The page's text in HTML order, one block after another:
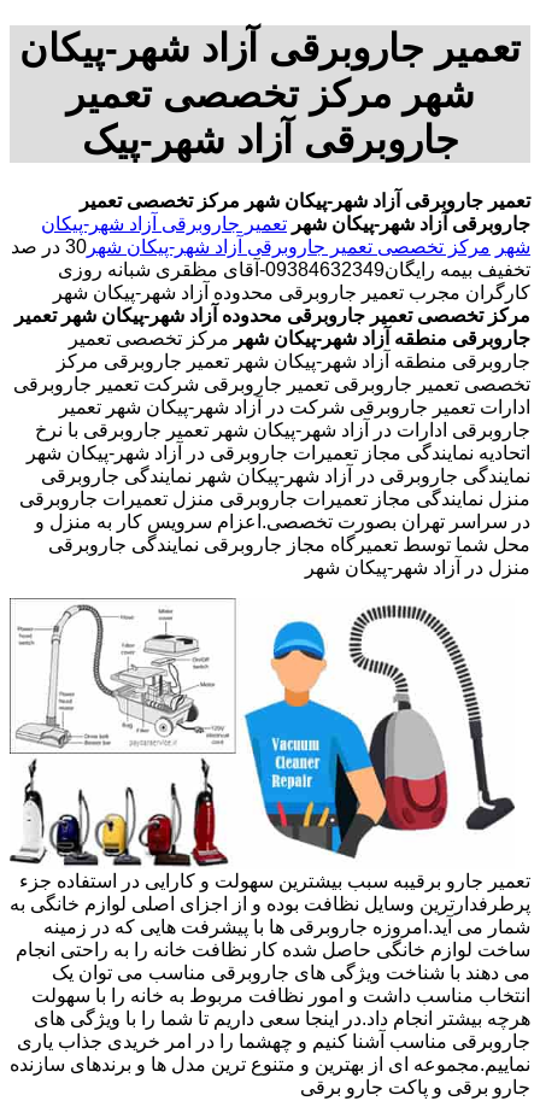
تعمیر جاروبرقی آزاد شهر-پیکان
شهر مرکز تخصصی تعمیر
جاروبرقی آزاد شهر-پیک
تعمیر جاروبرقی آزاد شهر-پیکان شهر مرکز تخصصی تعمیر
جاروبرقی آزاد شهر-پیکان شهر تعمیر جاروبرقی آزاد شهر-پیکان
شهر مرکز تخصصی تعمیر جاروبرقی آزاد شهر-پیکان شهر
30 در صد
تخفیف بیمه رایگان09384632349-آقای مظقری شبانه روزی
کارگران مجرب تعمیر جاروبرقی محدوده آزاد شهر-پیکان شهر
مرکز تخصصی تعمیر جاروبرقی محدوده آزاد شهر-پیکان شهر تعمیر
جاروبرقی منطقه آزاد شهر-پیکان شهر مرکز تخصصی تعمیر
جاروبرقی منطقه آزاد شهر-پیکان شهر تعمیر جاروبرقی مرکز
تخصصی تعمیر جاروبرقی تعمیر جاروبرقی شرکت تعمیر جاروبرقی
ادارات تعمیر جاروبرقی شرکت در آزاد شهر-پیکان شهر تعمیر
جاروبرقی ادارات در آزاد شهر-پیکان شهر تعمیر جاروبرقی با نرخ
اتحادیه نمایندگی مجاز تعمیرات جاروبرقی در آزاد شهر-پیکان شهر
نمایندگی جاروبرقی در آزاد شهر-پیکان شهر نمایندگی جاروبرقی
منزل نمایندگی مجاز تعمیرات جاروبرقی منزل تعمیرات جاروبرقی
در سراسر تهران بصورت تخصصی.اعزام سرویس کار به منزل و
محل شما توسط تعمیرگاه مجاز جاروبرقی نمایندگی جاروبرقی
منزل در آزاد شهر-پیکان شهر
تعمیر جارو برقیبه سبب بیشترین سهولت و کارایی در استفاده جزء
پرطرفدارترین وسایل نظافت بوده و از اجزای اصلی لوازم خانگی به
شمار می آید.امروزه جاروبرقی ها با پیشرفت هایی که در زمینه
ساخت لوازم خانگی حاصل شده کار نظافت خانه را به راحتی انجام
می دهند با شناخت ویژگی های جاروبرقی مناسب می توان یک
انتخاب مناسب داشت و امور نظافت مربوط به خانه را با سهولت
هرچه بیشتر انجام داد.در اینجا سعی داریم تا شما را با ویژگی های
جاروبرقی مناسب آشنا کنیم و چهشما را در امر خریدی جذاب یاری
نماییم.مجموعه ای از بهترین و متنوع ترین مدل ها و برندهای سازنده
جارو برقی و پاکت جارو برقی